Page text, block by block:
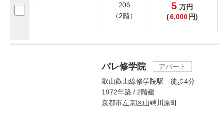
206
（2階）
5 万円
(6,000 円)
パレ修学院
アパート
叡山叡山線修学院駅 徒歩4分
1972年築 / 2階建
京都市左京区山端川原町